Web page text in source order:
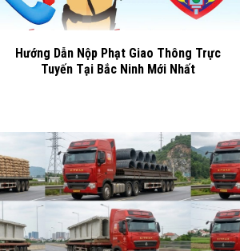
Hướng Dẫn Nộp Phạt Giao Thông Trực
Tuyến Tại Bắc Ninh Mới Nhất